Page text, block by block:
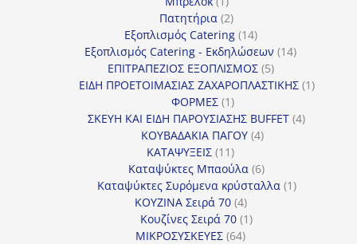
προϊόν
Πατητήρια 22
προϊόντα
Εξοπλισμός Catering 1414
προϊόντα
Εξοπλισμός Catering - Εκδηλώσεων 1414
ΕΠΙΤΡΑΠΕΖΙΟΣ ΕΞΟΠΛΙΣΜΟΣ 55
προϊόντα
ΕΙΔΗ ΠΡΟΕΤΟΙΜΑΣΙΑΣ ΖΑΧΑΡΟΠΛΑΣΤΙΚΗΣ 11
ΦΟΡΜΕΣ 11
προϊόν
ΣΚΕΥΗ ΚΑΙ ΕΙΔΗ ΠΑΡΟΥΣΙΑΣΗΣ BUFFET 44
ΚΟΥΒΑΔΑΚΙΑ ΠΑΓΟΥ 44
ΚΑΤΑΨΥΞΕΙΣ 1111
προϊόντα
Καταψύκτες Μπαούλα 66
προϊόντα
Καταψύκτες Συρόμενα κρύσταλλα 11
ΚΟΥΖΙΝΑ Σειρά 70 44
προϊόντα
Κουζίνες Σειρά 70 11
ΜΙΚΡΟΣΥΣΚΕΥΕΣ 6464